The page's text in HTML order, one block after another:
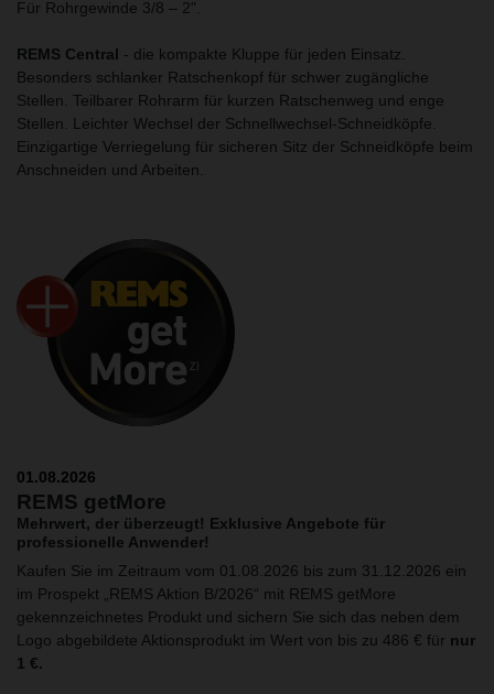
Für Rohrgewinde 3/8 – 2".
REMS Central - die kompakte Kluppe für jeden Einsatz.
Besonders schlanker Ratschenkopf für schwer zugängliche
Stellen. Teilbarer Rohrarm für kurzen Ratschenweg und enge
Stellen. Leichter Wechsel der Schnellwechsel-Schneidköpfe.
Einzigartige Verriegelung für sicheren Sitz der Schneidköpfe beim
Anschneiden und Arbeiten.
01.08.2026
REMS getMore
Mehrwert, der überzeugt! Exklusive Angebote für
professionelle Anwender!
Kaufen Sie im Zeitraum vom 01.08.2026 bis zum 31.12.2026 ein
im Prospekt „REMS Aktion B/2026“ mit REMS getMore
gekennzeichnetes Produkt und sichern Sie sich das neben dem
Logo abgebildete Aktionsprodukt im Wert von bis zu 486 € für nur
1 €.